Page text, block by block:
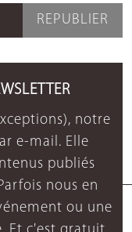
REPUBLIER
notre
e-mail. Elle
publiés
nous en
ou une